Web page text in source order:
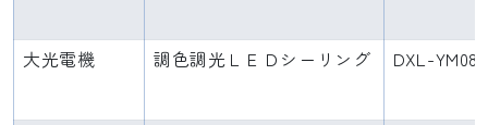
大光電機 調色調光ＬＥＤシーリング DXL-